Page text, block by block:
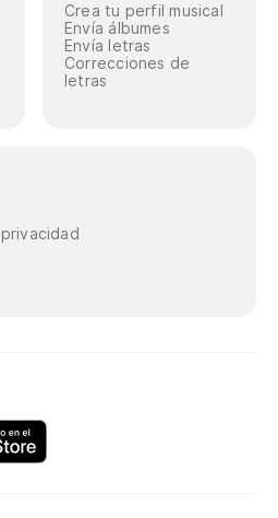
Crea tu perfil musical
Envía álbumes
Envía letras
Correcciones de
letras